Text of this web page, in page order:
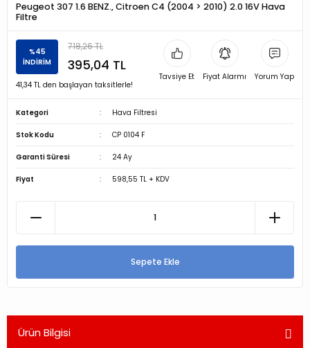
Peugeot 307 1.6 BENZ., Citroen C4 (2004 > 2010) 2.0 16V Hava
Filtre
%45
İNDİRİM
718,26 TL
395,04 TL
41,34 TL den başlayan taksitlerle!
Tavsiye Et Fiyat Alarmı Yorum Yap
Kategori Hava Filtresi
Stok Kodu CP 0104 F
Garanti Süresi 24 Ay
Fiyat 598,55 TL + KDV
Sepete Ekle
Ürün Bilgisi